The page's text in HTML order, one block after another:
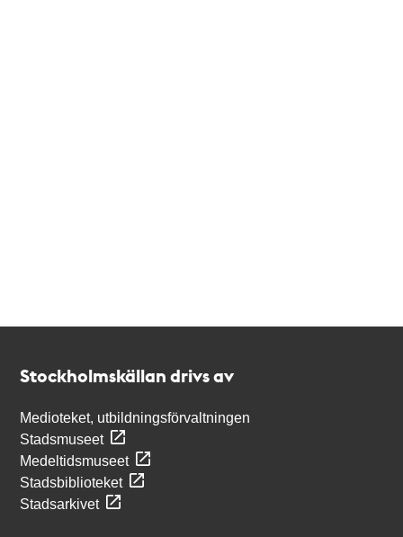
Stockholmskällan drivs av
Medioteket, utbildningsförvaltningen
Stadsmuseet
Medeltidsmuseet
Stadsbiblioteket
Stadsarkivet